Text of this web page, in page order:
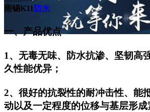
雨锡K11 防水
一、产品优点
1、无毒无味、防水抗渗、坚韧高
久性能优异；
2、很好的抗裂性的耐冲击性、能
动以及一定程度的位移与基层形